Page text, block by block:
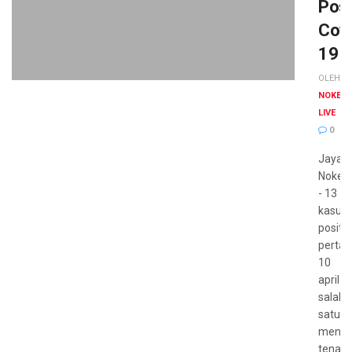
19
OLEH :
NOKEN
LIVE
0
- 13
kasus
positf
10
april
salah